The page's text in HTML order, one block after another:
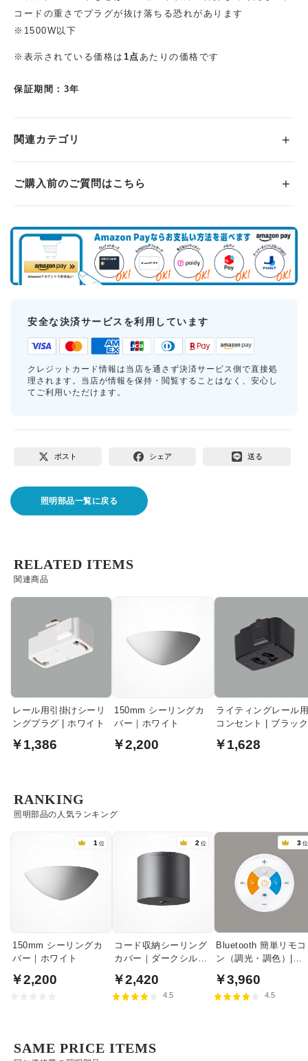
コードの重さでプラグが抜け落ちる恐れがあります
※1500W以下
※表示されている価格は 1点あたりの価格です
保証期間：3年
関連カテゴリ
ご購入前のご質問はこちら
安全な決済サービスを利用しています
クレジットカード情報は当店を通さず決済サービス側で直接処
理されます。当店が情報を保持・閲覧することはなく、安心し
てご利用いただけます。
ポスト シェア 送る
照明部品一覧に戻る
関連商品
RELATED ITEMS
レール用引掛けシーリ
ングプラグ | ホワイト
￥1,386
150mm シーリングカ
バー｜ホワイト
￥2,200
ライティングレール
コンセント | ブラック
￥1,628
照明部品の人気ランキング
RANKING
1 位
150mm シーリングカ
バー｜ホワイト
￥2,200
2 位
コード収納シーリング
カバー｜ダークシルバ
￥2,420
4.5
3 位
Bluetooth 簡単リモコ
ン（調光・調色）|
￥3,960
4.5
SAME PRICE ITEMS